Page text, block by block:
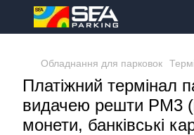
Обладнання для парковок
Платіжний термінал
видачею решти РМ3
монети, банківські